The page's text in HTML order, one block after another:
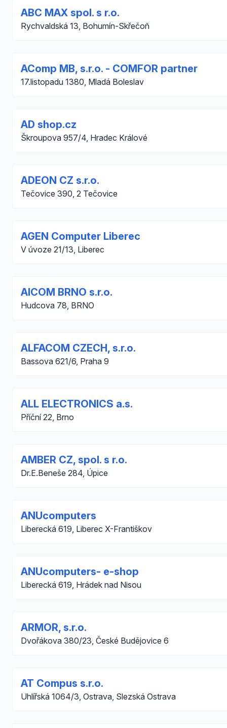
ABC MAX spol. s r.o.
Rychvaldská 13, Bohumín-Skřečoň
AComp MB, s.r.o. - COMFOR partner
17.listopadu 1380, Mladá Boleslav
AD shop.cz
Škroupova 957/4, Hradec Králové
ADEON CZ s.r.o.
Tečovice 390, 2 Tečovice
AGEN Computer Liberec
V úvoze 21/13, Liberec
AICOM BRNO s.r.o.
Hudcova 78, BRNO
ALFACOM CZECH, s.r.o.
Bassova 621/6, Praha 9
ALL ELECTRONICS a.s.
Příční 22, Brno
AMBER CZ, spol. s r.o.
Dr.E.Beneše 284, Úpice
ANUcomputers
Liberecká 619, Liberec X-Františkov
ANUcomputers- e-shop
Liberecká 619, Hrádek nad Nisou
ARMOR, s.r.o.
Dvořákova 380/23, České Budějovice 6
AT Compus s.r.o.
Uhlířská 1064/3, Ostrava, Slezská Ostrava